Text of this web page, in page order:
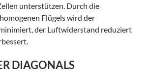
unterstützen. Durch die
Flügels wird der
der Luftwiderstand reduziert
DIAGONALS